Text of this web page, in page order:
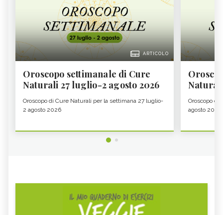
ARTICOLO
Oroscopo settimanale di Cure
Naturali 27 luglio-2 agosto 2026
Oroscopo di Cure Naturali per la settimana 27 luglio-
2 agosto 2026
Oroscopo di
agosto 2026